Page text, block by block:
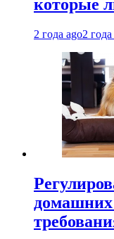
которые
2 года ago2